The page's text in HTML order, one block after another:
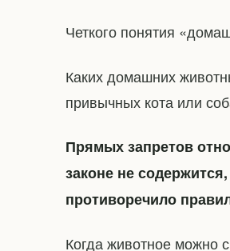
Четкого понятия
Каких домашних
привычных кота или
Прямых запретов
законе не
противоречило
Когда животное можно